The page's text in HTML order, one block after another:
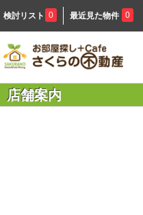
検討リスト 0 最近見た物件 0
店舗案内